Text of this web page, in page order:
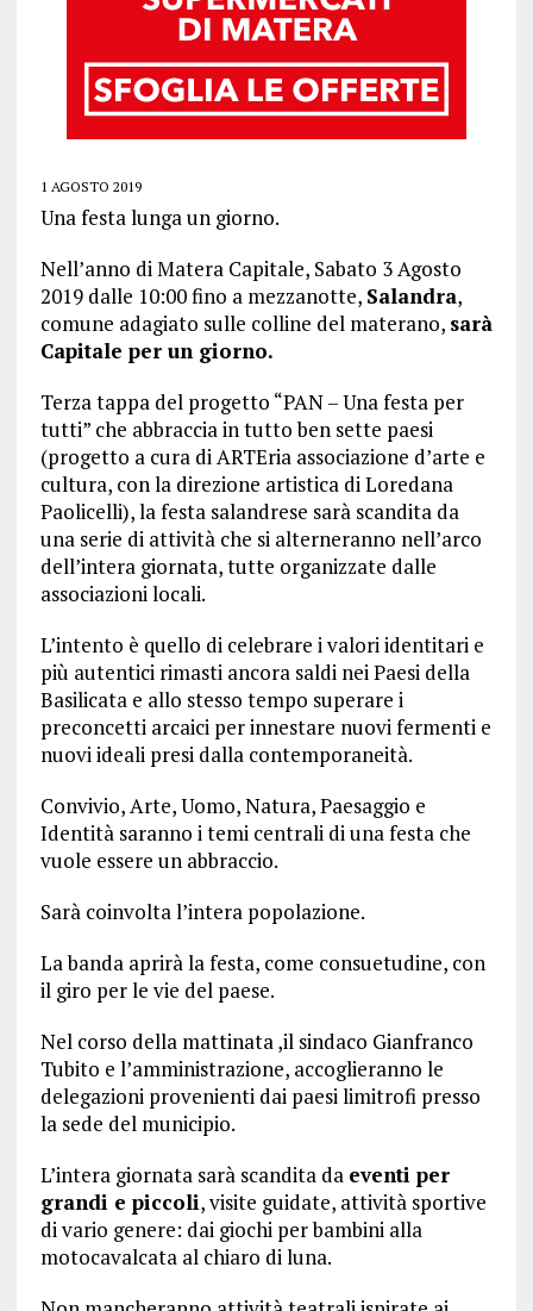
1 AGOSTO 2019
Una festa lunga un giorno.
Nell’anno di Matera Capitale, Sabato 3 Agosto
2019 dalle 10:00 fino a mezzanotte, Salandra,
comune adagiato sulle colline del materano, sarà
Capitale per un giorno.
Terza tappa del progetto “PAN – Una festa per
tutti” che abbraccia in tutto ben sette paesi
(progetto a cura di ARTEria associazione d’arte e
cultura, con la direzione artistica di Loredana
Paolicelli), la festa salandrese sarà scandita da
una serie di attività che si alterneranno nell’arco
dell’intera giornata, tutte organizzate dalle
associazioni locali.
L’intento è quello di celebrare i valori identitari e
più autentici rimasti ancora saldi nei Paesi della
Basilicata e allo stesso tempo superare i
preconcetti arcaici per innestare nuovi fermenti e
nuovi ideali presi dalla contemporaneità.
Convivio, Arte, Uomo, Natura, Paesaggio e
Identità saranno i temi centrali di una festa che
vuole essere un abbraccio.
Sarà coinvolta l’intera popolazione.
La banda aprirà la festa, come consuetudine, con
il giro per le vie del paese.
Nel corso della mattinata ,il sindaco Gianfranco
Tubito e l’amministrazione, accoglieranno le
delegazioni provenienti dai paesi limitrofi presso
la sede del municipio.
L’intera giornata sarà scandita da eventi per
grandi e piccoli, visite guidate, attività sportive
di vario genere: dai giochi per bambini alla
motocavalcata al chiaro di luna.